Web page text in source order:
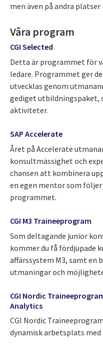
men även på andra platser
Våra program
CGI Selected
Detta är programmet för
ledare. Programmet ger
utvecklas genom
gediget utbildningspaket,
aktiviteter.
SAP Accelerate
Året på Accelerate
konsultmässighet och
chansen att kombinera
en egen mentor som
programmet.
CGI M3 Traineeprogram
Som deltagande junior
kommer du få fördjupade
affärssystem M3, samt en
utmaningar och
CGI Nordic
Analytics
CGI Nordic
dynamisk arbetsplats